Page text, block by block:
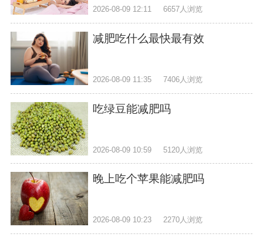
2026-08-09 12:11 6657人浏览
减肥吃什么最快最有效
2026-08-09 11:35 7406人浏览
吃绿豆能减肥吗
2026-08-09 10:59 5120人浏览
晚上吃个苹果能减肥吗
2026-08-09 10:23 2270人浏览